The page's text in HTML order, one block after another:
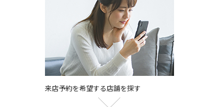
来店予約を希望する店舗を探す